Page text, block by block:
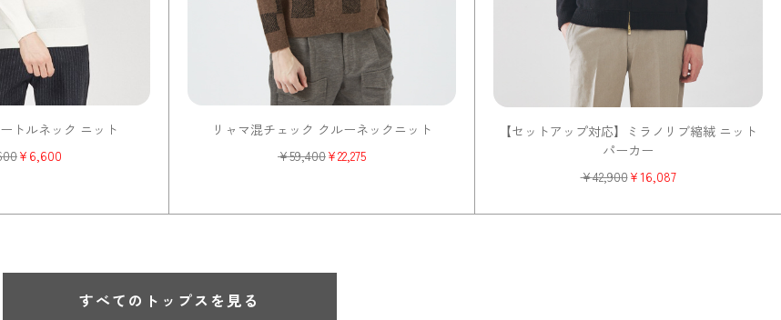
ートルネック ニット
¥ 6,600
リャマ混チェック クルーネックニット
¥59,400¥22,275
【セットアップ対応】ミラノリブ縮絨 ニット
パーカー
¥42,900¥16,087
すべてのトップスを見る